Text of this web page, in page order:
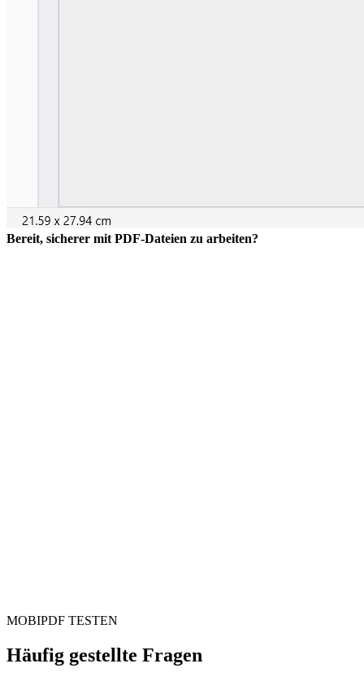
Bereit, sicherer mit PDF-Dateien zu arbeiten?
MOBIPDF TESTEN
Häufig gestellte Fragen